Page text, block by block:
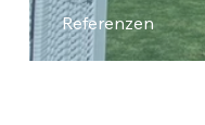
Referenzen